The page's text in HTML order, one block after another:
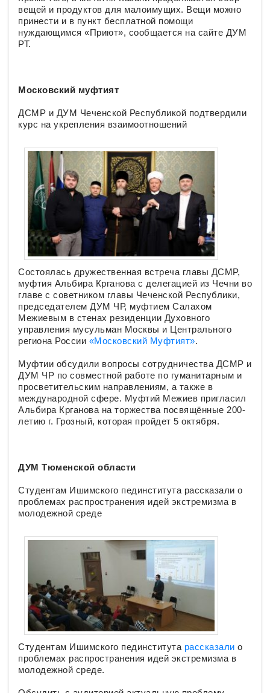
вещей и продуктов для малоимущих. Вещи можно
принести и в пункт бесплатной помощи
нуждающимся «Приют», сообщается на сайте ДУМ
РТ.
Московский муфтият
ДСМР и ДУМ Чеченской Республикой подтвердили
курс на укрепления взаимоотношений
Состоялась дружественная встреча главы ДСМР,
муфтия Альбира Крганова с делегацией из Чечни во
главе с советником главы Чеченской Республики,
председателем ДУМ ЧР, муфтием Салахом
Межиевым в стенах резиденции Духовного
управления мусульман Москвы и Центрального
региона России «Московский Муфтият».
Муфтии обсудили вопросы сотрудничества ДСМР и
ДУМ ЧР по совместной работе по гуманитарным и
просветительским направлениям, а также в
международной сфере. Муфтий Межиев пригласил
Альбира Крганова на торжества посвящённые 200-
летию г. Грозный, которая пройдет 5 октября.
ДУМ Тюменской области
Студентам Ишимского пединститута рассказали о
проблемах распространения идей экстремизма в
молодежной среде
Студентам Ишимского пединститута рассказали о
проблемах распространения идей экстремизма в
молодежной среде.